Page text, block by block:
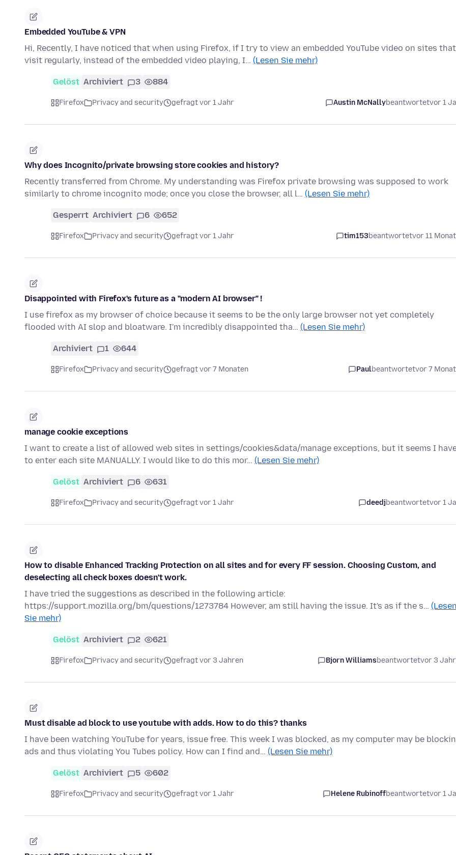
Embedded YouTube & VPN
Hi, Recently, I have noticed that when using Firefox, if I try to view an embedded YouTube video on sites
visit regularly, instead of the embedded video playing, I… (Lesen Sie mehr)
Gelöst Archiviert 3 884
Firefox Privacy and security gefragt vor 1 Jahr Austin McNallybeantwortetvor 1
Why does Incognito/private browsing store cookies and history?
Recently transferred from Chrome. My understanding was Firefox private browsing was supposed to work
similarly to chrome incognito mode; once you close the browser, all l… (Lesen Sie mehr)
Gesperrt Archiviert 6 652
Firefox Privacy and security gefragt vor 1 Jahr tim153beantwortetvor 11
Disappointed with Firefox's future as a "modern AI browser" !
I use firefox as my browser of choice because it seems to be the only large browser not yet completely
flooded with AI slop and bloatware. I'm incredibly disappointed tha… (Lesen Sie mehr)
Archiviert 1 644
Firefox Privacy and security gefragt vor 7 Monaten Paulbeantwortetvor 7
manage cookie exceptions
I want to create a list of allowed web sites in settings/cookies&data/manage exceptions, but it seems I
to enter each site MANUALLY. I would like to do this mor… (Lesen Sie mehr)
Gelöst Archiviert 6 631
Firefox Privacy and security gefragt vor 1 Jahr deedjbeantwortetvor 1
How to disable Enhanced Tracking Protection on all sites and for every FF session. Choosing Custom, and
deselecting all check boxes doesn't work.
I have tried the suggestions as described in the following article:
https://support.mozilla.org/bm/questions/1273784 However, am still having the issue. It's as if the s… (Lesen
Sie mehr)
Gelöst Archiviert 2 621
Firefox Privacy and security gefragt vor 3 Jahren Bjorn Williamsbeantwortetvor 3
Must disable ad block to use youtube with adds. How to do this? thanks
I have been watching YouTube for years, issue free. This week I was blocked, as my computer may be
ads and thus violating You Tubes policy. How can I find and… (Lesen Sie mehr)
Gelöst Archiviert 5 602
Firefox Privacy and security gefragt vor 1 Jahr Helene Rubinoffbeantwortetvor 1